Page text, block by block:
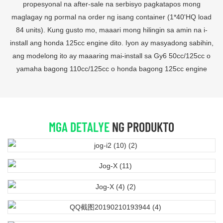
propesyonal na after-sale na serbisyo pagkatapos mong
maglagay ng pormal na order ng isang container (1*40'HQ load
84 units). Kung gusto mo, maaari mong hilingin sa amin na i-
install ang honda 125cc engine dito. Iyon ay masyadong sabihin,
ang modelong ito ay maaaring mai-install sa Gy6 50cc/125cc o
yamaha bagong 110cc/125cc o honda bagong 125cc engine
MGA DETALYENG PRODUKTO